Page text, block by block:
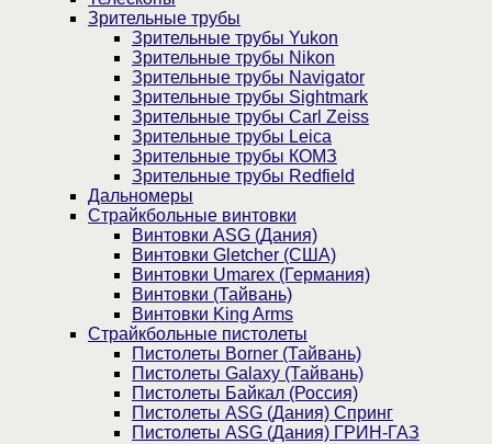
Зрительные трубы
Зрительные трубы Yukon
Зрительные трубы Nikon
Зрительные трубы Navigator
Зрительные трубы Sightmark
Зрительные трубы Carl Zeiss
Зрительные трубы Leica
Зрительные трубы КОМЗ
Зрительные трубы Redfield
Дальномеры
Страйкбольные винтовки
Винтовки ASG (Дания)
Винтовки Gletcher (США)
Винтовки Umarex (Германия)
Винтовки (Тайвань)
Винтовки King Arms
Страйкбольные пистолеты
Пистолеты Borner (Тайвань)
Пистолеты Galaxy (Тайвань)
Пистолеты Байкал (Россия)
Пистолеты ASG (Дания) Спринг
Пистолеты ASG (Дания) ГРИН-ГАЗ